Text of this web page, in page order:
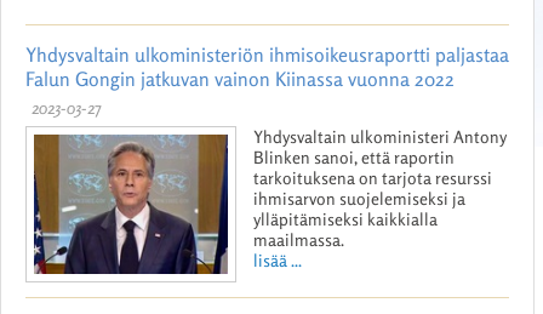
Yhdysvaltain ulkoministeriön ihmisoikeusraportti paljastaa
Falun Gongin jatkuvan vainon Kiinassa vuonna 2022
2023-03-27
Yhdysvaltain ulkoministeri Antony
Blinken sanoi, että raportin
tarkoituksena on tarjota resurssi
ihmisarvon suojelemiseksi ja
ylläpitämiseksi kaikkialla
maailmassa.
lisää ...